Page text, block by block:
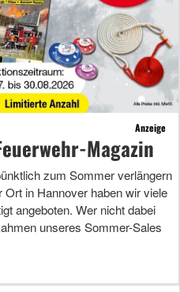
Anzeige
Magazin
zum Sommer verlängern
in Hannover haben wir viele
angeboten. Wer nicht dabei
unseres Sommer-Sales